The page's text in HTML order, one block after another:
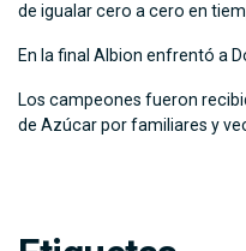
de igualar cero a cero en
En la final Albion enfrentó a
Los campeones fueron
de Azúcar por familiares y